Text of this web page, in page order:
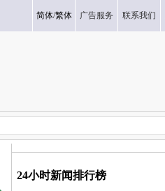
简体/繁体 广告服务 联系我们
24小时新闻排行榜